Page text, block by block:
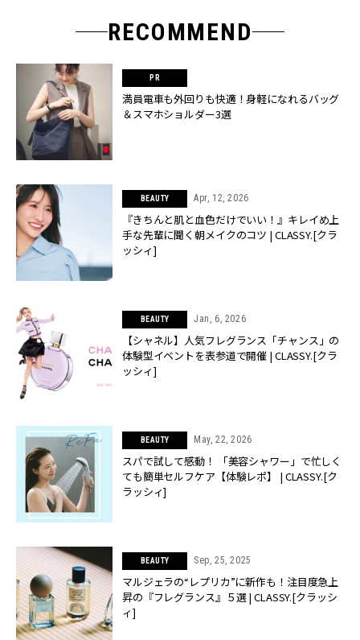
RECOMMEND
満員電車も外回りも快適！身軽になれるバッグ
＆スマホショルダー3選
BEAUTY Apr, 12, 2026
『きちんと肌と血色だけでいい！』キレイめ上
手な先輩に聞く朝メイクのコツ | CLASSY.[クラ
ッシィ]
BEAUTY Jan, 6, 2026
【シャネル】人気フレグランス「チャンス」の
体験型イベントを表参道で開催 | CLASSY.[クラ
ッシィ]
BEAUTY May, 22, 2026
スパで試して感動！ 「美容シャワー」で忙しく
ても簡単セルフケア【体験レポ】 | CLASSY.[ク
ラッシィ]
BEAUTY Sep, 25, 2025
マルジェラの“レプリカ”に新作も！注目度急上
昇の『フレグランス』５選 | CLASSY.[クラッシ
ィ]